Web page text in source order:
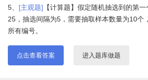
5、 [主观题] 【计算题】假定随机抽选到的第
25，抽选间隔为5，需要抽取样本数量为10个
所有编号。
点击查看答案 进入题库做题